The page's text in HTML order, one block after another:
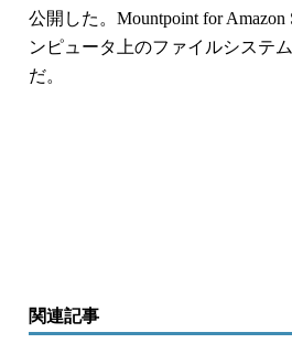
公開した。Mountpoint for
ンピュータ上のファイルシステ
だ。
関連記事